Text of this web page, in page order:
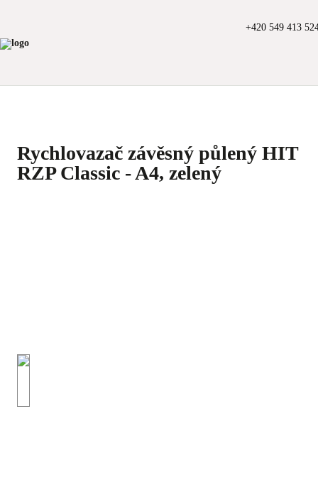
+420 549 413
Rychlovazač závěsný půlený HIT
RZP Classic - A4, zelený